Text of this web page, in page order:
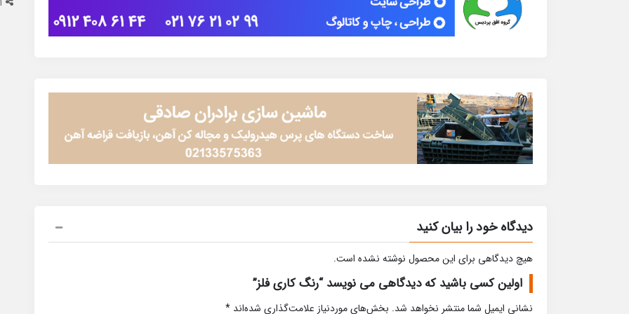
دیدگاه خود را بیان کنید
هیچ دیدگاهی برای این محصول نوشته نشده است.
اولین کسی باشید که دیدگاهی می نویسد “رنگ کاری فلز”
نشانی ایمیل شما منتشر نخواهد شد. بخش‌های موردنیاز علامت‌گذاری شده‌اند *